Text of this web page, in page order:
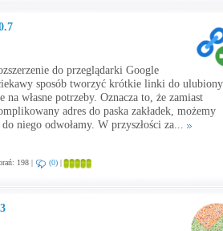
do przeglądarki Google
sposób tworzyć krótkie linki do
własne potrzeby. Oznacza to, że zamiast
adres do paska zakładek, możemy
niego odwołamy. W przyszłości za...
198 | (0) |